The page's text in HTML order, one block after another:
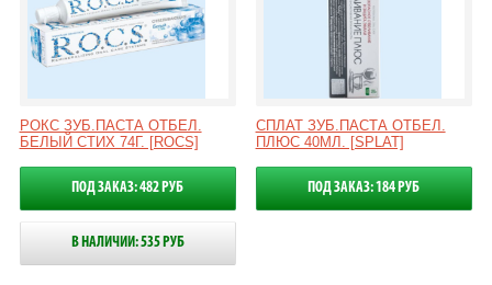
РОКС ЗУБ.ПАСТА ОТБЕЛ.
БЕЛЫЙ СТИХ 74Г. [ROCS]
ПОД ЗАКАЗ: 482 РУБ
В НАЛИЧИИ: 535 РУБ
СПЛАТ ЗУБ.ПАСТА ОТБЕЛ.
ПЛЮС 40МЛ. [SPLAT]
ПОД ЗАКАЗ: 184 РУБ